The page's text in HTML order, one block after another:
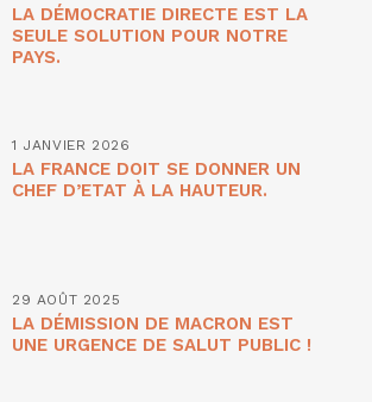
LA DÉMOCRATIE DIRECTE EST LA
SEULE SOLUTION POUR NOTRE
PAYS.
1 JANVIER 2026
LA FRANCE DOIT SE DONNER UN
CHEF D’ETAT À LA HAUTEUR.
29 AOÛT 2025
LA DÉMISSION DE MACRON EST
UNE URGENCE DE SALUT PUBLIC !